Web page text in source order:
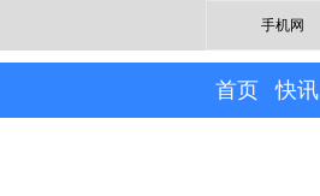
手机网
首页 快讯